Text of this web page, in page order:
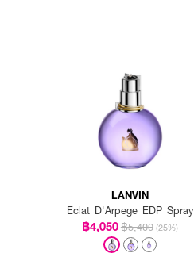
LANVIN
Eclat D'Arpege EDP Spray
฿4,050฿5,400 (25%)